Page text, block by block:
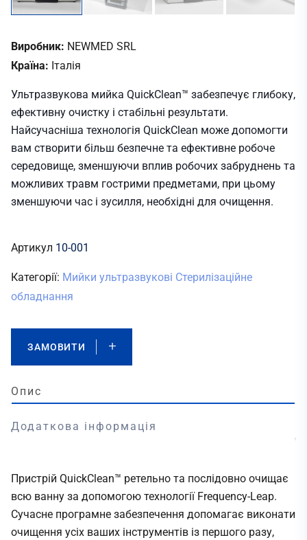
Виробник: NEWMED SRL
Країна: Італія
Ультразвукова мийка QuickClean™ забезпечує глибоку,
ефективну очистку і стабільні результати.
Найсучасніша технологія QuickClean може допомогти
вам створити більш безпечне та ефективне робоче
середовище, зменшуючи вплив робочих забруднень та
можливих травм гострими предметами, при цьому
зменшуючи час і зусилля, необхідні для очищення.
Артикул 10-001
Категорії: Мийки ультразвукові Стерилізаційне
обладнання
ЗАМОВИТИ
Опис
Додаткова інформація
Пристрій QuickClean™ ретельно та послідовно очищає
всю ванну за допомогою технології Frequency-Leap.
Сучасне програмне забезпечення допомагає виконати
очищення усіх ваших інструментів із першого разу,